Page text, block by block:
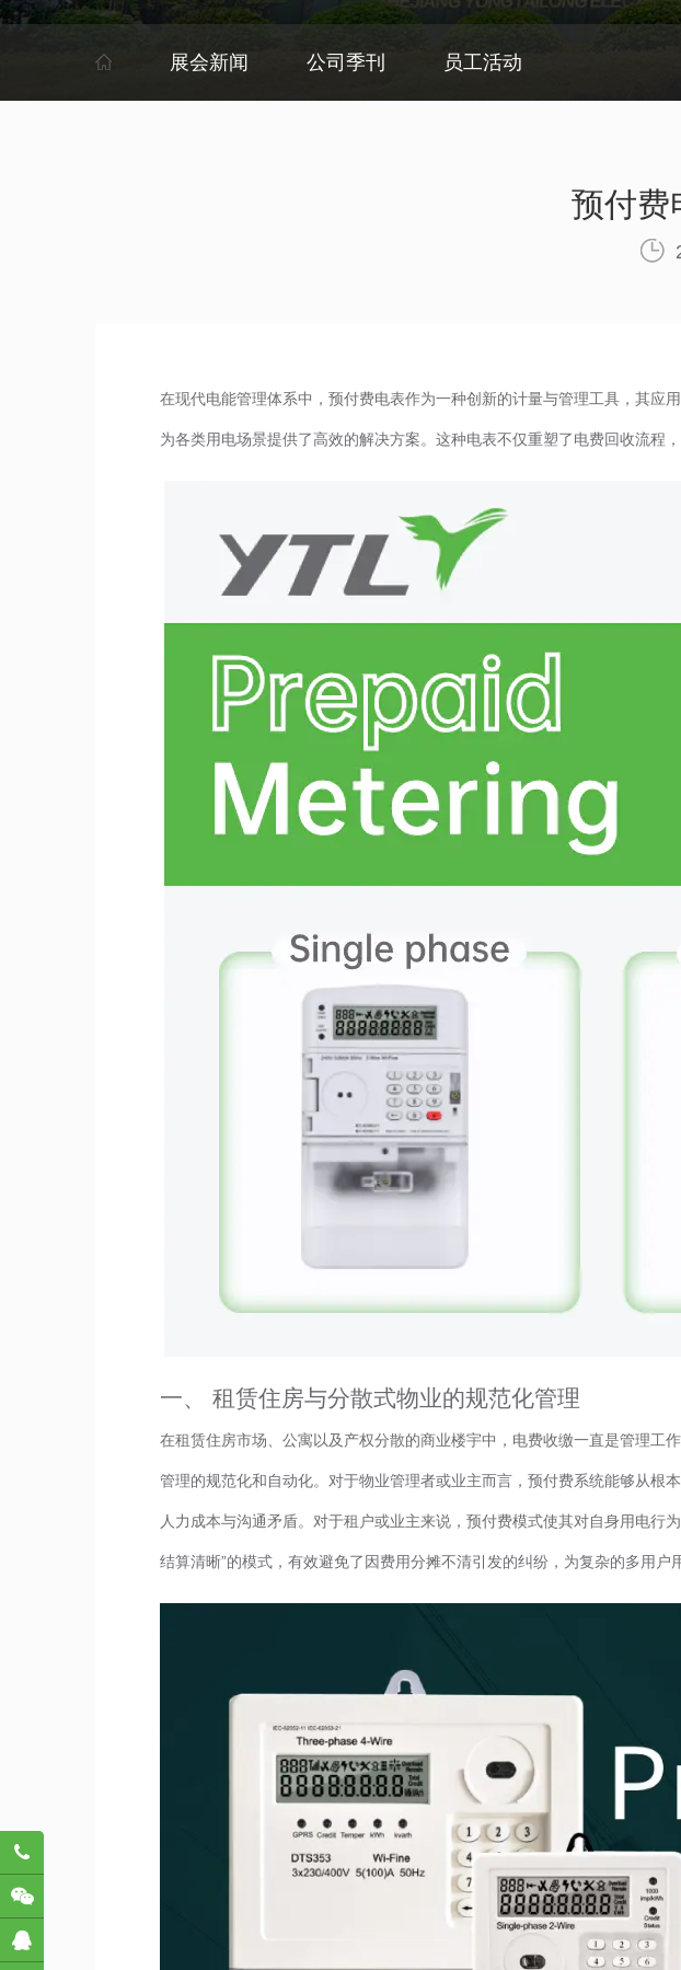
展会新闻 公司季刊 员工活动
预付费
在现代电能管理体系中，预付费电表作为一种创新的计量与管理工具，其应
为各类用电场景提供了高效的解决方案。这种电表不仅重塑了电费回收流程
一、 租赁住房与分散式物业的规范化管理
在租赁住房市场、公寓以及产权分散的商业楼宇中，电费收缴一直是管理工
管理的规范化和自动化。对于物业管理者或业主而言，预付费系统能够从根
人力成本与沟通矛盾。对于租户或业主来说，预付费模式使其对自身用电行
结算清晰”的模式，有效避免了因费用分摊不清引发的纠纷，为复杂的多用户